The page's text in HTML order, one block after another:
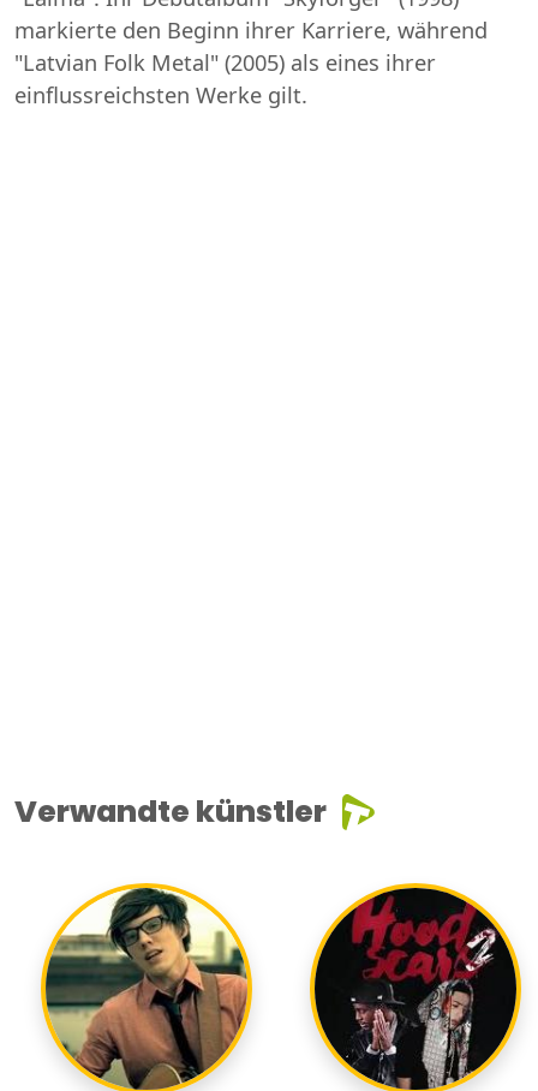
markierte den Beginn ihrer Karriere, während
"Latvian Folk Metal" (2005) als eines ihrer
einflussreichsten Werke gilt.
Verwandte künstler